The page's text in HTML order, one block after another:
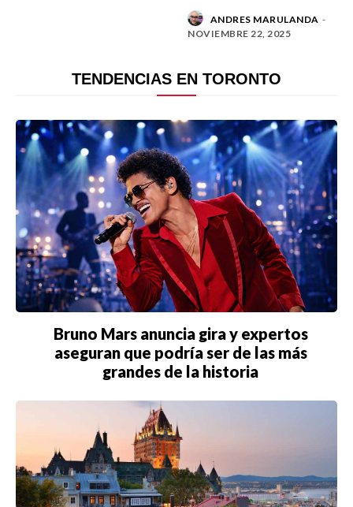
BARCELONA
BUENOS AIRES
CARTAGENA
CDMX
CHICAGO
DUBAI
LAS VEGAS
LISBOA
LOS ÁNGELES
MADRID
MEDELLÍN
MIAMI
MONTREAL
ANDRES MARULANDA -
NOVIEMBRE 22, 2025
TENDENCIAS EN TORONTO
Bruno Mars anuncia gira y expertos
aseguran que podría ser de las más
grandes de la historia